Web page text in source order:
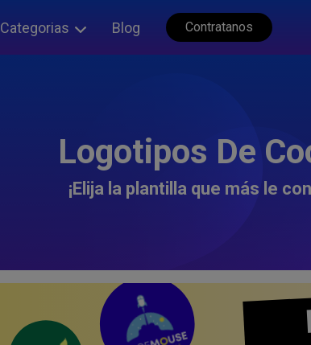
Categorias Blog Contratanos
Logotipos De
¡Elija la plantilla que más le